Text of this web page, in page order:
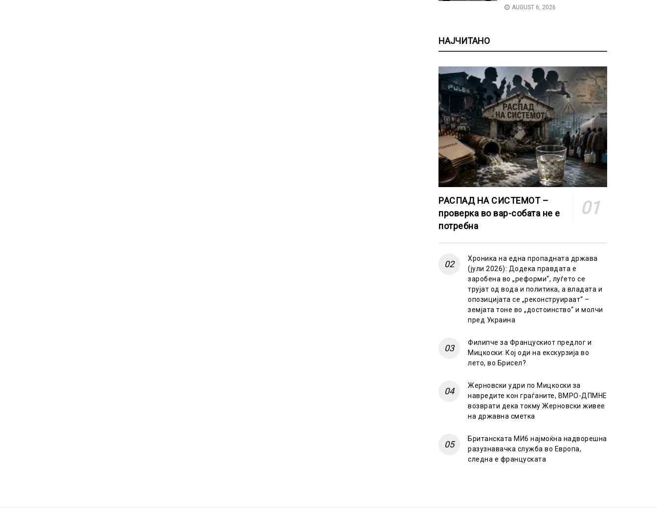
AUGUST 6, 2026
НАЈЧИТАНО
РАСПАД НА СИСТЕМОТ –
проверка во вар-собата не е
потребна
Хроника на една пропадната држава
(јули 2026): Додека правдата е
заробена во „реформи“, луѓето се
трујат од вода и политика, а владата и
опозицијата се „реконструираат“ –
земјата тоне во „достоинство“ и молчи
пред Украина
Филипче за Францускиот предлог и
Мицкоски: Кој оди на екскурзија во
лето, во Брисел?
Жерновски удри по Мицкоски за
навредите кон граѓаните, ВМРО-ДПМНЕ
возврати дека токму Жерновски живее
на државна сметка
Британската МИ6 најмоќна надворешна
разузнавачка служба во Европа,
следна е француската